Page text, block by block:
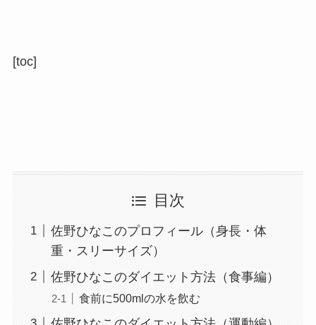
[toc]
目次
佐野ひなこのプロフィール（身長・体
重・スリーサイズ）
佐野ひなこのダイエット方法（食事編）
食前に500mlの水を飲む